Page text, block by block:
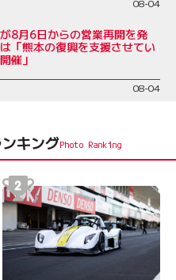
08-04
8月6日からの営業再開を発
「熊本の復興を支援させてい
催」
08-04
キング